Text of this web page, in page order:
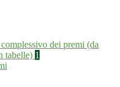
dei premi (da
tabelle) 1